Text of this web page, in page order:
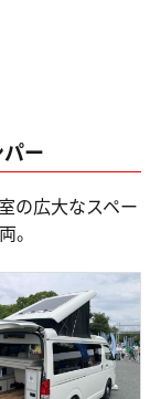
ー
の広大なスペー
。